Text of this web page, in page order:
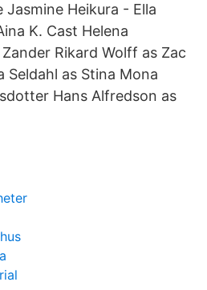
Jasmine Heikura - Ella
K. Cast Helena
Rikard Wolff as Zac
Seldahl as Stina Mona
Hans Alfredson as